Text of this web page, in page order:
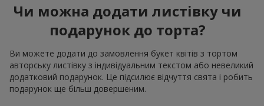
Чи можна додати листівку чи
подарунок до торта?
Ви можете додати до замовлення букет квітів з тортом
авторську листівку з індивідуальним текстом або невеликий
додатковий подарунок. Це підсилює відчуття свята і робить
подарунок ще більш довершеним.